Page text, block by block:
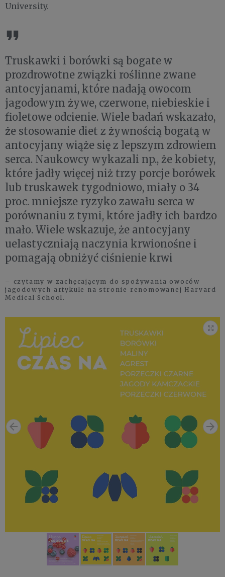
University.
Truskawki i borówki są bogate w
prozdrowotne związki roślinne zwane
antocyjanami, które nadają owocom
jagodowym żywe, czerwone, niebieskie i
fioletowe odcienie. Wiele badań wskazało,
że stosowanie diet z żywnością bogatą w
antocyjany wiąże się z lepszym zdrowiem
serca. Naukowcy wykazali np., że kobiety,
które jadły więcej niż trzy porcje borówek
lub truskawek tygodniowo, miały o 34
proc. mniejsze ryzyko zawału serca w
porównaniu z tymi, które jadły ich bardzo
mało. Wiele wskazuje, że antocyjany
uelastyczniają naczynia krwionośne i
pomagają obniżyć ciśnienie krwi
– czytamy w zachęcającym do spożywania owoców
jagodowych artykule na stronie renomowanej Harvard
Medical School.